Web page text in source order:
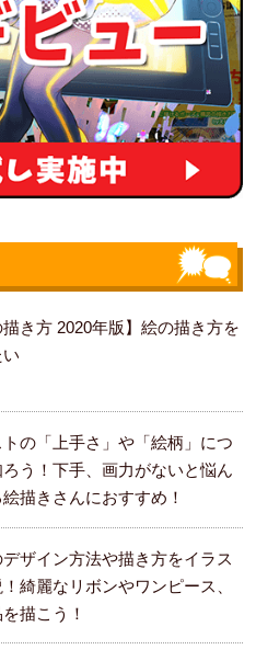
描き方 2020年版】絵の描き方を
トの「上手さ」や「絵柄」につ
ろう！下手、画力がないと悩ん
描きさんにおすすめ！
デザイン方法や描き方をイラス
！綺麗なリボンやワンピース、
描こう！